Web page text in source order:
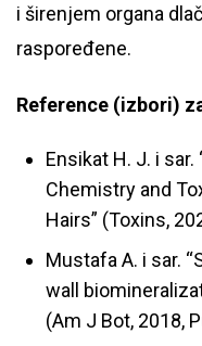
i širenjem organa
raspoređene.
Reference (izbori)
Ensikat H. J. i
Chemistry and
Hairs” (Toxins,
Mustafa A. i sar.
wall
(Am J Bot, 2018,